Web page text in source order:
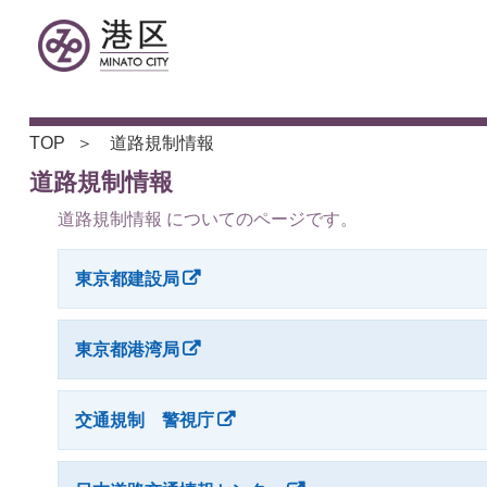
TOP 道路規制情報
道路規制情報
道路規制情報 についてのページです。
東京都建設局
東京都港湾局
交通規制 警視庁